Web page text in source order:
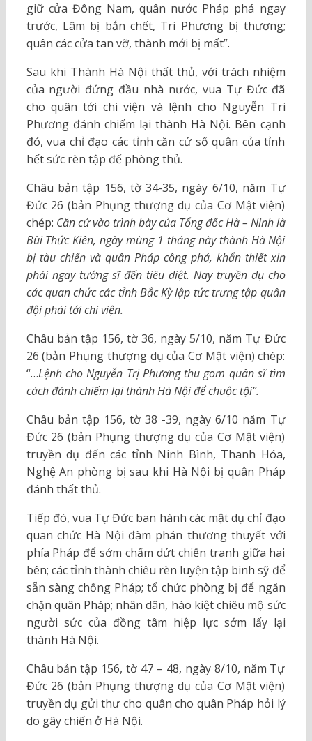
giữ cửa Đông Nam, quân nước Pháp phá ngay
trước, Lâm bị bắn chết, Tri Phương bị thương;
quân các cửa tan vỡ, thành mới bị mất”.
Sau khi Thành Hà Nội thất thủ, với trách nhiệm
của người đứng đầu nhà nước, vua Tự Đức đã
cho quân tới chi viện và lệnh cho Nguyễn Tri
Phương đánh chiếm lại thành Hà Nội. Bên cạnh
đó, vua chỉ đạo các tỉnh căn cứ số quân của tỉnh
hết sức rèn tập để phòng thủ.
Châu bản tập 156, tờ 34-35, ngày 6/10, năm Tự
Đức 26 (bản Phụng thượng dụ của Cơ Mật viện)
chép: Căn cứ vào trình bày của Tổng đốc Hà – Ninh là
Bùi Thức Kiên, ngày mùng 1 tháng này thành Hà Nội
bị tàu chiến và quân Pháp công phá, khẩn thiết xin
phái ngay tướng sĩ đến tiêu diệt. Nay truyền dụ cho
các quan chức các tỉnh Bắc Kỳ lập tức trưng tập quân
đội phái tới chi viện.
Châu bản tập 156, tờ 36, ngày 5/10, năm Tự Đức
26 (bản Phụng thượng dụ của Cơ Mật viện) chép:
“…Lệnh cho Nguyễn Trị Phương thu gom quân sĩ tìm
cách đánh chiếm lại thành Hà Nội để chuộc tội”.
Châu bản tập 156, tờ 38 -39, ngày 6/10 năm Tự
Đức 26 (bản Phụng thượng dụ của Cơ Mật viện)
truyền dụ đến các tỉnh Ninh Bình, Thanh Hóa,
Nghệ An phòng bị sau khi Hà Nội bị quân Pháp
đánh thất thủ.
Tiếp đó, vua Tự Đức ban hành các mật dụ chỉ đạo
quan chức Hà Nội đàm phán thương thuyết với
phía Pháp để sớm chấm dứt chiến tranh giữa hai
bên; các tỉnh thành chiêu rèn luyện tập binh sỹ để
sẵn sàng chống Pháp; tổ chức phòng bị để ngăn
chặn quân Pháp; nhân dân, hào kiệt chiêu mộ sức
người sức của đồng tâm hiệp lực sớm lấy lại
thành Hà Nội.
Châu bản tập 156, tờ 47 – 48, ngày 8/10, năm Tự
Đức 26 (bản Phụng thượng dụ của Cơ Mật viện)
truyền dụ gửi thư cho quân cho quân Pháp hỏi lý
do gây chiến ở Hà Nội.